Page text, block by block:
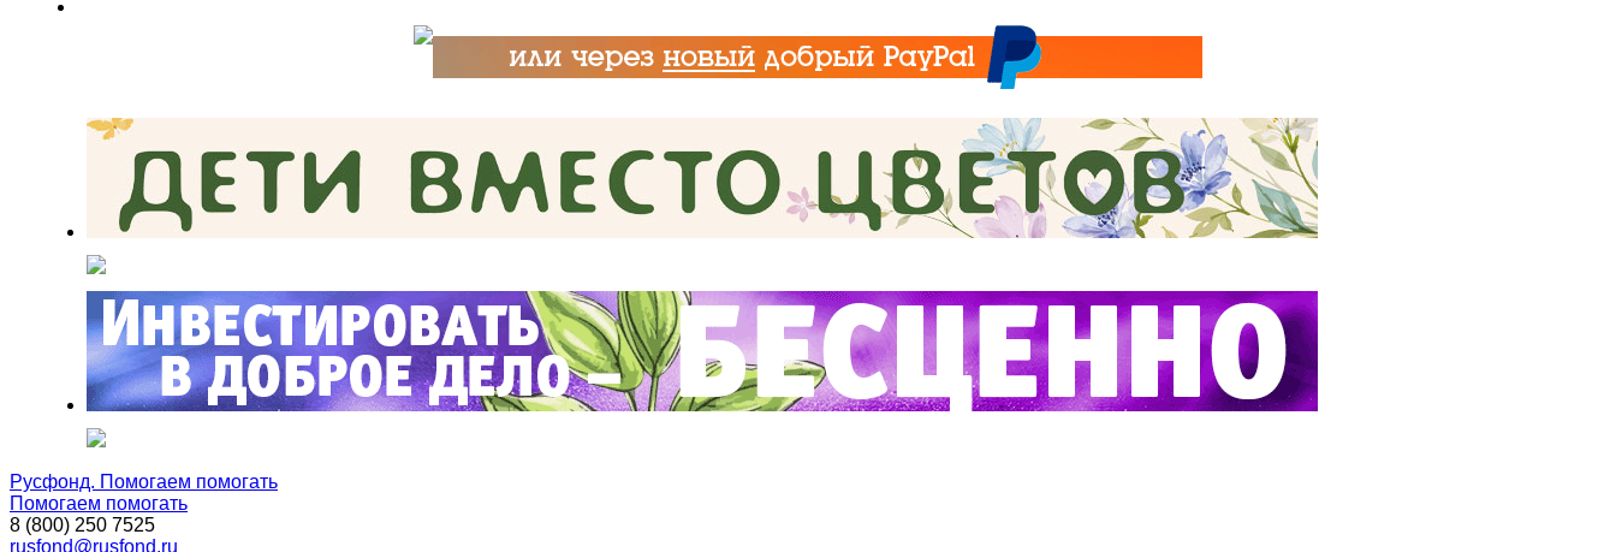
Русфонд. Помогаем помогать
Помогаем помогать
8 (800) 250 7525
rusfond@rusfond.ru